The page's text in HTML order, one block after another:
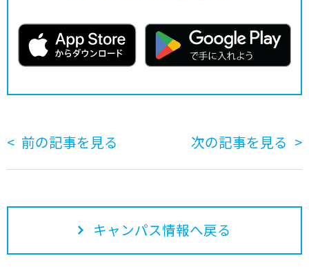
前の記事を見る 次の記事を見る
キャンパス情報へ戻る